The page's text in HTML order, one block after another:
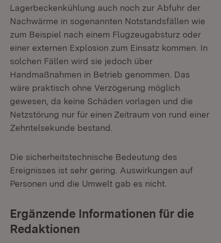
Lagerbeckenkühlung auch noch zur Abfuhr der
Nachwärme in sogenannten Notstandsfällen wie
zum Beispiel nach einem Flugzeugabsturz oder
einer externen Explosion zum Einsatz kommen. In
solchen Fällen wird sie jedoch über
Handmaßnahmen in Betrieb genommen. Das
wäre praktisch ohne Verzögerung möglich
gewesen, da keine Schäden vorlagen und die
Netzstörung nur für einen Zeitraum von rund einer
Zehntelsekunde bestand.
Die sicherheitstechnische Bedeutung des
Ereignisses ist sehr gering. Auswirkungen auf
Personen und die Umwelt gab es nicht.
Ergänzende Informationen für die
Redaktionen